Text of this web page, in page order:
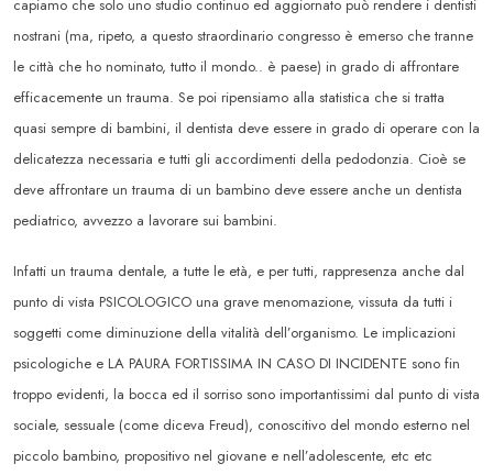
capiamo che solo uno studio continuo ed aggiornato può rendere i dentisti
nostrani (ma, ripeto, a questo straordinario congresso è emerso che tranne
le città che ho nominato, tutto il mondo.. è paese) in grado di affrontare
efficacemente un trauma. Se poi ripensiamo alla statistica che si tratta
quasi sempre di bambini, il dentista deve essere in grado di operare con la
delicatezza necessaria e tutti gli accordimenti della pedodonzia. Cioè se
deve affrontare un trauma di un bambino deve essere anche un dentista
pediatrico, avvezzo a lavorare sui bambini.
Infatti un trauma dentale, a tutte le età, e per tutti, rappresenza anche dal
punto di vista PSICOLOGICO una grave menomazione, vissuta da tutti i
soggetti come diminuzione della vitalità dell’organismo. Le implicazioni
psicologiche e LA PAURA FORTISSIMA IN CASO DI INCIDENTE sono fin
troppo evidenti, la bocca ed il sorriso sono importantissimi dal punto di vista
sociale, sessuale (come diceva Freud), conoscitivo del mondo esterno nel
piccolo bambino, propositivo nel giovane e nell’adolescente, etc etc